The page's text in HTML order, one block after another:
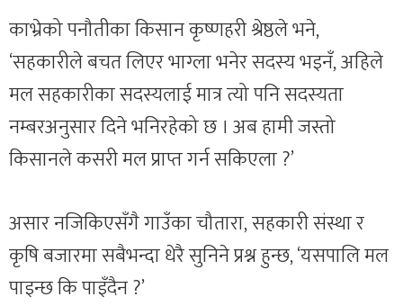
काभ्रेको पनौतीका किसान कृष्णहरी श्रेष्ठले भने,
‘सहकारीले बचत लिएर भाग्ला भनेर सदस्य भइनँ, अहिले
मल सहकारीका सदस्यलाई मात्र त्यो पनि सदस्यता
नम्बरअनुसार दिने भनिरहेको छ । अब हामी जस्तो
किसानले कसरी मल प्राप्त गर्न सकिएला ?’
असार नजिकिएसँगै गाउँका चौतारा, सहकारी संस्था र
कृषि बजारमा सबैभन्दा धेरै सुनिने प्रश्न हुन्छ, ‘यसपालि मल
पाइन्छ कि पाइँदैन ?’